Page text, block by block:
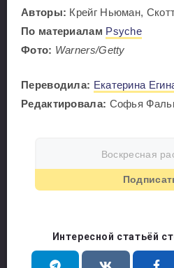
Авторы: Крейг Ньюман,
По материалам Psyche
Фото: Warners/Getty
Переводила: Екатерина
Редактировала: Софья
Интересной статьёй